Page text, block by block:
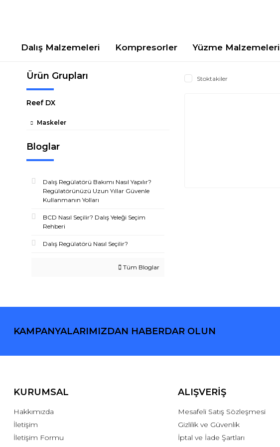
Dalış Malzemeleri Kompresorler Yüzme Malzemeleri
Ürün Grupları
Reef DX
Maskeler
Bloglar
Dalış Regülatörü Bakımı Nasıl Yapılır?
Regülatörünüzü Uzun Yıllar Güvenle
Kullanmanın Yolları
BCD Nasıl Seçilir? Dalış Yeleği Seçim
Rehberi
Dalış Regülatörü Nasıl Seçilir?
Tüm Bloglar
Stoktakiler
KAMPANYALARIMIZDAN HABERDAR OLUN
KURUMSAL
Hakkımızda
İletişim
İletişim Formu
ALIŞVERİŞ
Mesafeli Satış Sözleşmesi
Gizlilik ve Güvenlik
İptal ve İade Şartları